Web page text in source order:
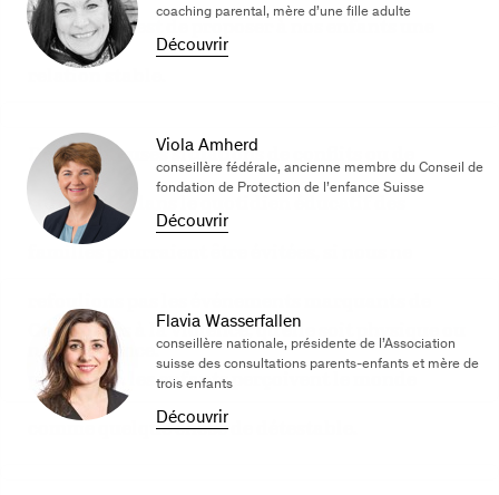
importante est de proposer à nos enfants une
relation stable.
De nombreuses situations de conflits ou de
surmenage dans le quotidien éducatif des
familles pourraient être évitées, si nous ne
notre enfance.
coaching parental, mère d’une fille adulte
Découvrir
Confrontés à la violence, qu’elle soit physique ou
psychique, les enfants perçoivent le monde
comme quelque chose de détestable.
Viola Amherd
conseillère fédérale, ancienne membre du Conseil de
fondation de Protection de l’enfance Suisse
Découvrir
Flavia Wasserfallen
conseillère nationale, présidente de l’Association
suisse des consultations parents-enfants et mère de
trois enfants
Découvrir